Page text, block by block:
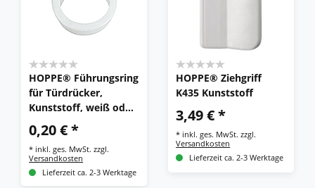
HOPPE® Führungsring
für Türdrücker,
Kunststoff, weiß oder
golden
0,20 € *
* inkl. ges. MwSt. zzgl.
Versandkosten
Lieferzeit ca. 2-3 Werktage
HOPPE® Ziehgriff
K435 Kunststoff
3,49 € *
* inkl. ges. MwSt. zzgl.
Versandkosten
Lieferzeit ca. 2-3 Werktage